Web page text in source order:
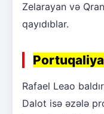
Zelarayan və
qayıdıblar.
Rafael Leao
Dalot isə əzələ